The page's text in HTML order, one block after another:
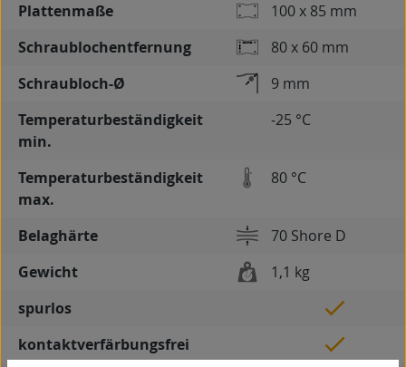
Plattenmaße
100 x 85 mm
Schraublochentfernung
80 x 60 mm
Schraubloch-Ø
9 mm
Temperaturbeständigkeit
min.
-25 °C
Temperaturbeständigkeit
max.
80 °C
Belaghärte
70 Shore D
Gewicht
1,1 kg
spurlos
kontaktverfärbungsfrei